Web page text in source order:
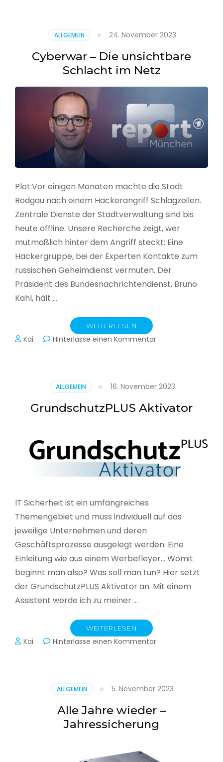
ALLGEMEIN 24. November 2023
Cyberwar – Die unsichtbare
Schlacht im Netz
Plot:Vor einigen Monaten machte die Stadt
Rodgau nach einem Hackerangriff Schlagzeilen.
Zentrale Dienste der Stadtverwaltung sind bis
heute offline. Unsere Recherche zeigt, wer
mutmaßlich hinter dem Angriff steckt: Eine
Hackergruppe, bei der Experten Kontakte zum
russischen Geheimdienst vermuten. Der
Präsident des Bundesnachrichtendienst, Bruno
Kahl, hält …
WEITERLESEN
Kai Hinterlasse einen Kommentarzu
Schlacht
im
Netz
ALLGEMEIN 16. November 2023
GrundschutzPLUS Aktivator
IT Sicherheit ist ein umfangreiches
Themengebiet und muss individuell auf das
jeweilige Unternehmen und deren
Geschäftsprozesse ausgelegt werden. Eine
Einleitung wie aus einem Werbefleyer… Womit
beginnt man also? Was soll man tun? Hier setzt
der GrundschutzPLUS Aktivator an. Mit einem
Assistent werde ich zu meiner …
WEITERLESEN
Kai Hinterlasse einen Kommentarzu
ALLGEMEIN 5. November 2023
Alle Jahre wieder –
Jahressicherung